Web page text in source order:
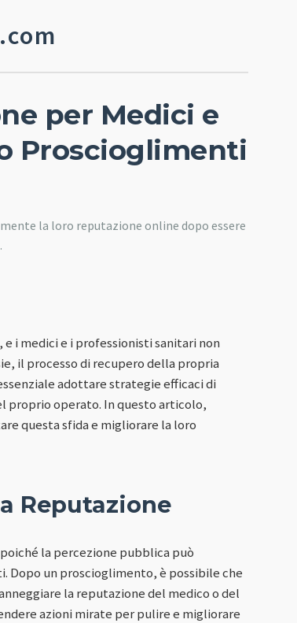
per Medici e
Proscioglimenti
la loro reputazione online dopo essere
i medici e i professionisti sanitari non
il processo di recupero della propria
adottare strategie efficaci di
proprio operato. In questo articolo,
questa sfida e migliorare la loro
Reputazione
la percezione pubblica può
Dopo un proscioglimento, è possibile che
la reputazione del medico o del
azioni mirate per pulire e migliorare